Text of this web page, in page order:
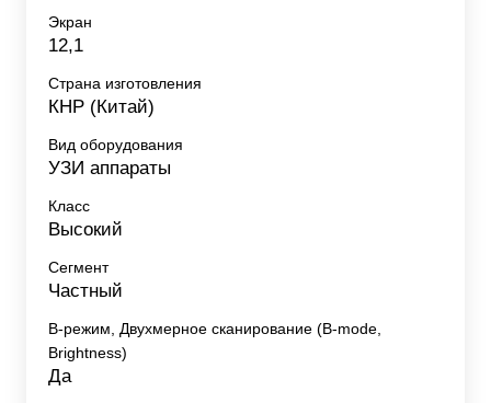
Экран
12,1
Страна изготовления
КНР (Китай)
Вид оборудования
УЗИ аппараты
Класс
Высокий
Сегмент
Частный
B-режим, Двухмерное сканирование (B-mode,
Brightness)
Да